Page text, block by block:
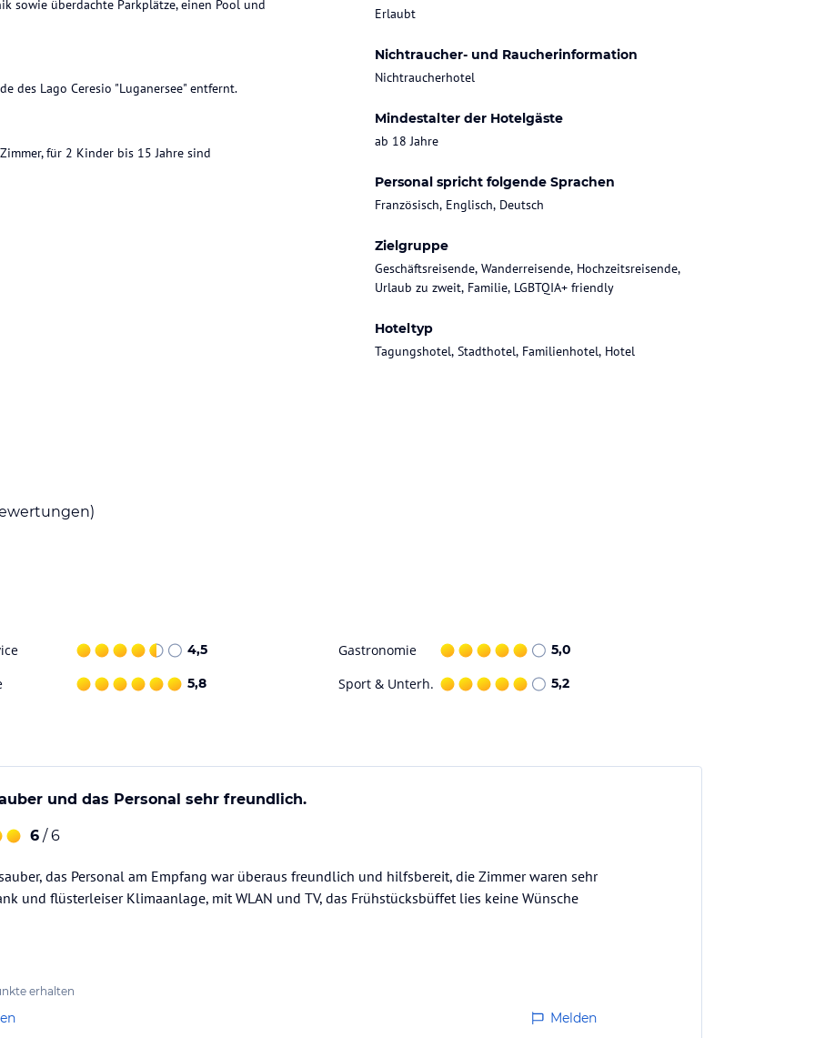
Erlaubt
Nichtraucher- und Raucherinformation
Nichtraucherhotel
Mindestalter der Hotelgäste
ab 18 Jahre
Personal spricht folgende Sprachen
Französisch, Englisch, Deutsch
Zielgruppe
Geschäftsreisende, Wanderreisende, Hochzeitsreisende,
Urlaub zu zweit, Familie, LGBTQIA+ friendly
Hoteltyp
Tagungshotel, Stadthotel, Familienhotel, Hotel
sowie überdachte Parkplätze, einen Pool und
des Lago Ceresio "Luganersee" entfernt.
für 2 Kinder bis 15 Jahre sind
mit gesunder und ausgewogener
Alle Angaben ohne
die verbindlichen
4,5 Gastronomie 5,0
5,8 Sport & Unterh. 5,2
und das Personal sehr freundlich.
6 / 6
das Personal am Empfang war überaus freundlich und hilfsbereit, die Zimmer waren sehr
und flüsterleiser Klimaanlage, mit WLAN und TV, das Frühstücksbüffet lies keine Wünsche
erhalten
Melden